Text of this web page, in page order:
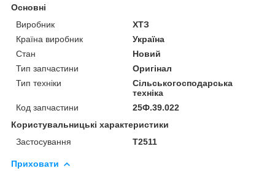
Основні
Виробник
ХТЗ
Країна виробник
Україна
Стан
Новий
Тип запчастини
Оригінал
Тип техніки
Сільськогосподарська
техніка
Код запчастини
25Ф.39.022
Користувальницькі характеристики
Застосування
Т2511
Приховати